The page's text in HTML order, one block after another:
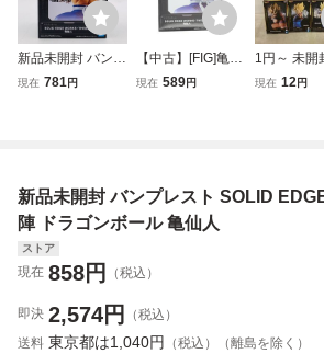
新品未開封 バンプ
レスト SOLID ED
現在 781円
【中古】[FIG]亀仙
人 ドラゴンボール
6063699)
現在 589円
1円～ 未開
DAI
現在 12円
新品未開封 バンプレスト SOLID
陣 ドラゴンボール 亀仙人
ストア
現在 858円 （税込）
即決 2,574円
（税込）
送料 東京都は1,040円
（税込）（離島を除く）